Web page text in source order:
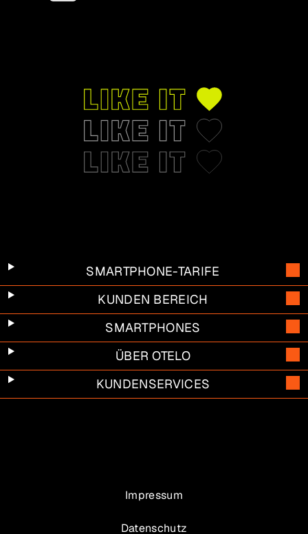
SMARTPHONE-TARIFE
KUNDEN BEREICH
SMARTPHONES
ÜBER OTELO
KUNDENSERVICES
Impressum
Datenschutz